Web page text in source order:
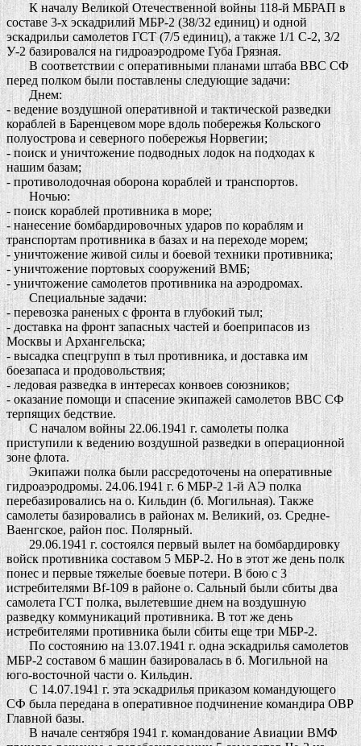
К началу Великой Отечественной войны 118-й МБРАП в
составе 3-х эскадрилий МБР-2 (38/32 единиц) и одной
эскадрильи самолетов ГСТ (7/5 единиц), а также 1/1 С-2, 3/2
У-2 базировался на гидроаэродроме Губа Грязная.
В соответствии с оперативными планами штаба ВВС СФ
перед полком были поставлены следующие задачи:
Днем:
- ведение воздушной оперативной и тактической разведки
кораблей в Баренцевом море вдоль побережья Кольского
полуострова и северного побережья Норвегии;
- поиск и уничтожение подводных лодок на подходах к
нашим базам;
- противолодочная оборона кораблей и транспортов.
Ночью:
- поиск кораблей противника в море;
- нанесение бомбардировочных ударов по кораблям и
транспортам противника в базах и на переходе морем;
- уничтожение живой силы и боевой техники противника;
- уничтожение портовых сооружений ВМБ;
- уничтожение самолетов противника на аэродромах.
Специальные задачи:
- перевозка раненых с фронта в глубокий тыл;
- доставка на фронт запасных частей и боеприпасов из
Москвы и Архангельска;
- высадка спецгрупп в тыл противника, и доставка им
боезапаса и продовольствия;
- ледовая разведка в интересах конвоев союзников;
- оказание помощи и спасение экипажей самолетов ВВС СФ
терпящих бедствие.
С началом войны 22.06.1941 г. самолеты полка
приступили к ведению воздушной разведки в операционной
зоне флота.
Экипажи полка были рассредоточены на оперативные
гидроаэродромы. 24.06.1941 г. 6 МБР-2 1-й АЭ полка
перебазировались на о. Кильдин (б. Могильная). Также
самолеты базировались в районах м. Великий, оз. Средне-
Ваенгское, район пос. Полярный.
29.06.1941 г. состоялся первый вылет на бомбардировку
войск противника составом 5 МБР-2. Но в этот же день полк
понес и первые тяжелые боевые потери. В бою с 3
истребителями Bf-109 в районе о. Сальный были сбиты два
самолета ГСТ полка, вылетевшие днем на воздушную
разведку коммуникаций противника. В тот же день
истребителями противника были сбиты еще три МБР-2.
По состоянию на 13.07.1941 г. одна эскадрилья самолетов
МБР-2 составом 6 машин базировалась в б. Могильной на
юго-восточной части о. Кильдин.
С 14.07.1941 г. эта эскадрилья приказом командующего
СФ была передана в оперативное подчинение командира ОВР
Главной базы.
В начале сентября 1941 г. командование Авиации ВМФ